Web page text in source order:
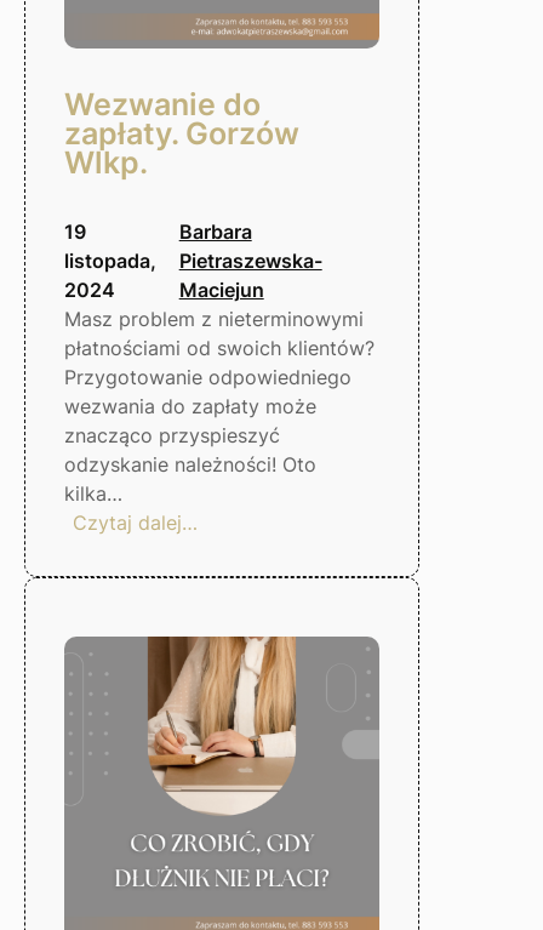
Wezwanie do
zapłaty. Gorzów
Wlkp.
19
listopada,
2024
Barbara
Pietraszewska-
Maciejun
Masz problem z nieterminowymi
płatnościami od swoich klientów?
Przygotowanie odpowiedniego
wezwania do zapłaty może
znacząco przyspieszyć
odzyskanie należności! Oto
kilka…
Czytaj dalej…
do
Gorzów
Wlkp.